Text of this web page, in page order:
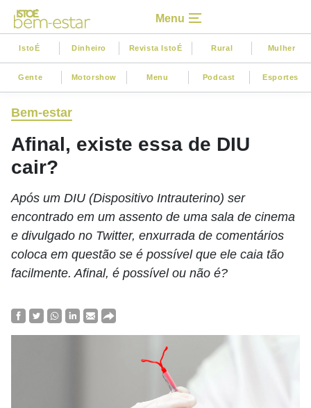
Menu
IstoÉ Dinheiro Revista IstoÉ Rural Mulher
Gente Motorshow Menu Podcast Esportes
Bem-estar
Afinal, existe essa de DIU
cair?
Após um DIU (Dispositivo Intrauterino) ser
encontrado em um assento de uma sala de cinema
e divulgado no Twitter, enxurrada de comentários
coloca em questão se é possível que ele caia tão
facilmente. Afinal, é possível ou não é?